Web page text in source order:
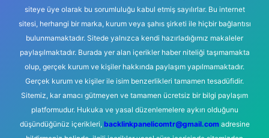
siteye üye olarak bu sorumluluğu kabul etmiş sayılırlar. Bu internet
sitesi, herhangi bir marka, kurum veya şahıs şirketi ile hiçbir bağlantısı
bulunmamaktadır. Sitede yalnızca kendi hazırladığımız makaleler
paylaşılmaktadır. Burada yer alan içerikler haber niteliği taşımamakta
olup, gerçek kurum ve kişiler hakkında paylaşım yapılmamaktadır.
Gerçek kurum ve kişiler ile isim benzerlikleri tamamen tesadüfidir.
Sitemiz, kar amacı gütmeyen ve tamamen ücretsiz bir bilgi paylaşım
platformudur. Hukuka ve yasal düzenlemelere aykırı olduğunu
düşündüğünüz içerikleri, backlinkpanelicomtr@gmail.comadresine